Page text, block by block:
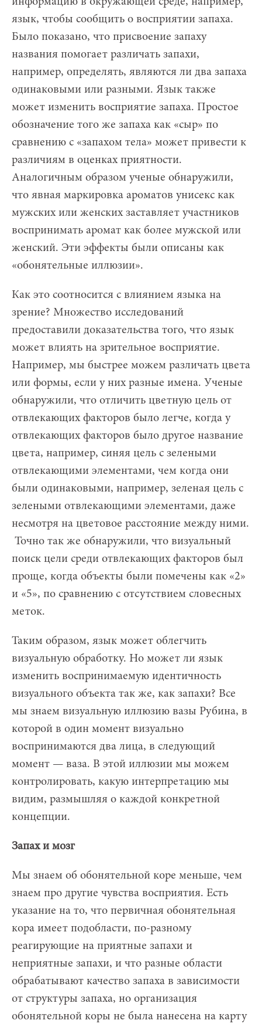
язык, чтобы сообщить о восприятии запаха.
Было показано, что присвоение запаху
названия помогает различать запахи,
например, определять, являются ли два запаха
одинаковыми или разными. Язык также
может изменить восприятие запаха. Простое
обозначение того же запаха как «сыр» по
сравнению с «запахом тела» может привести к
различиям в оценках приятности.
Аналогичным образом ученые обнаружили,
что явная маркировка ароматов унисекс как
мужских или женских заставляет участников
воспринимать аромат как более мужской или
женский. Эти эффекты были описаны как
«обонятельные иллюзии».
Как это соотносится с влиянием языка на
зрение? Множество исследований
предоставили доказательства того, что язык
может влиять на зрительное восприятие.
Например, мы быстрее можем различать цвета
или формы, если у них разные имена. Ученые
обнаружили, что отличить цветную цель от
отвлекающих факторов было легче, когда у
отвлекающих факторов было другое название
цвета, например, синяя цель с зелеными
отвлекающими элементами, чем когда они
были одинаковыми, например, зеленая цель с
зелеными отвлекающими элементами, даже
несмотря на цветовое расстояние между ними.
Точно так же обнаружили, что визуальный
поиск цели среди отвлекающих факторов был
проще, когда объекты были помечены как «2»
и «5», по сравнению с отсутствием словесных
меток.
Таким образом, язык может облегчить
визуальную обработку. Но может ли язык
изменить воспринимаемую идентичность
визуального объекта так же, как запахи? Все
мы знаем визуальную иллюзию вазы Рубина, в
которой в один момент визуально
воспринимаются два лица, в следующий
момент — ваза. В этой иллюзии мы можем
контролировать, какую интерпретацию мы
видим, размышляя о каждой конкретной
концепции.
Запах и мозг
Мы знаем об обонятельной коре меньше, чем
знаем про другие чувства восприятия. Есть
указание на то, что первичная обонятельная
кора имеет подобласти, по-разному
реагирующие на приятные запахи и
неприятные запахи, и что разные области
обрабатывают качество запаха в зависимости
от структуры запаха, но организация
обонятельной коры не была нанесена на карту